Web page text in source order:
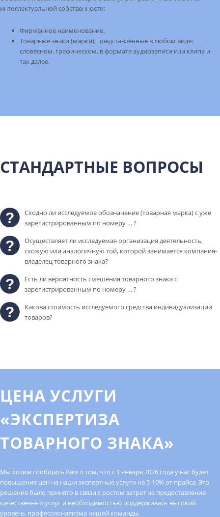
интеллектуальной собственности:
Фирменное наименование.
Товарные знаки (марки), представленные в любом виде:
словесном, графическом, в формате аудиозаписи или клипа и
так далее.
СТАНДАРТНЫЕ ВОПРОСЫ
Сходно ли исследуемое обозначение (товарная марка) с уже
зарегистрированным по номеру … ?
Осуществляет ли исследуемая организация деятельность,
схожую или аналогичную той, которой занимается компания-
владелец товарного знака?
Есть ли вероятность смешения товарного знака с
зарегистрированным по номеру … ?
Какова стоимость исследуемого средства индивидуализации
товаров?
ЦЕНА УСЛУГИ
«ЭКСПЕРТИЗА
ТОВАРНОГО ЗНАКА»
Мы хотим сообщить Вам о том, что с 1 января 2026 года у нас будет
повышение цен на наши экспертные услуги на 5-10% от прайса. Это
решение было принято в связи с ростом затрат на предоставление
качественных услуг и необходимостью поддерживать высокий
уровень профессионализма нашей команды.